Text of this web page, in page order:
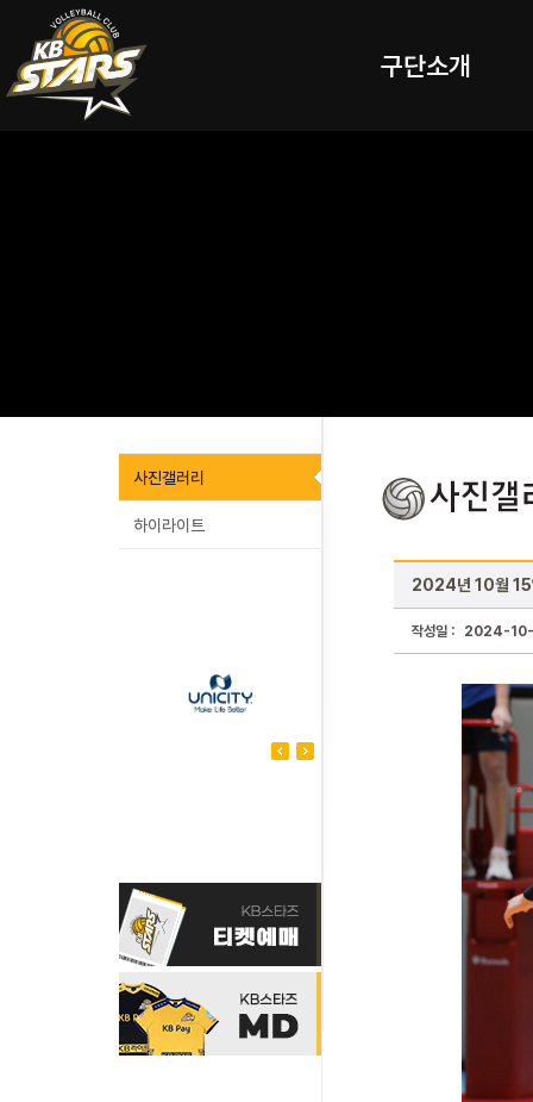
구단소개
사진갤러리
하이라이트
2024년 10월 15
작성일 : 2024-